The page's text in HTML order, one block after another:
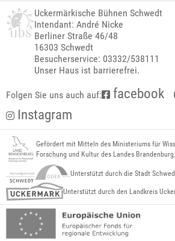
Uckermärkische Bühnen Schwedt
Intendant: André Nicke
Berliner Straße 46/48
16303 Schwedt
Besucherservice: 03332/538111
Unser Haus ist barrierefrei.
Folgen Sie uns auch auf: facebook
Instagram
Gefördert mit Mitteln des Ministeriums für
Forschung und Kultur des Landes Brandenburg.
Unterstützt durch die Stadt
Unterstützt durch den Landkreis